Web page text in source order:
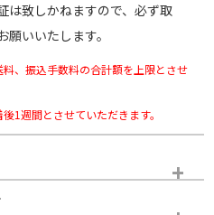
は致しかねますので、必ず取
いいたします。
、振込手数料の合計額を上限とさせ
1週間とさせていただきます。
り判断しておりますので、あら
ください。